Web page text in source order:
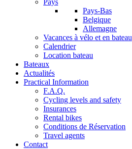
Pays
Pays-Bas
Belgique
Allemagne
Vacances à vélo et en bateau
Calendrier
Location bateau
Bateaux
Actualités
Practical Information
F.A.Q.
Cycling levels and safety
Insurances
Rental bikes
Conditions de Réservation
Travel agents
Contact